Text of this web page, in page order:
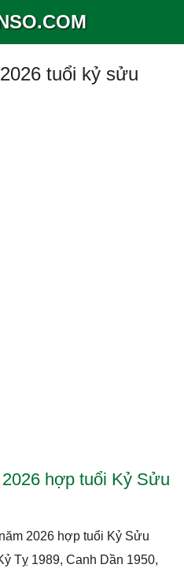
tuổi kỷ sửu
hợp tuổi Kỷ Sửu
2026 hợp tuổi Kỷ Sửu
Tỵ 1989, Canh Dần 1950,